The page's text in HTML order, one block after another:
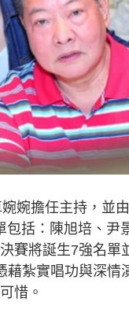
婉擔任主持，並
包括：陳旭培、尹
賽將誕生7強名單
藉紮實唱功與深情
惜。